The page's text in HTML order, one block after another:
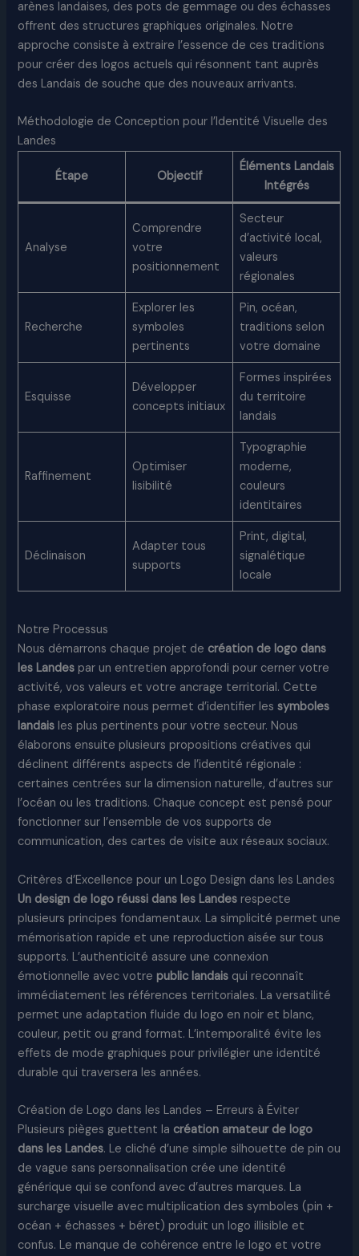
arènes landaises, des pots de gemmage ou des échasses
offrent des structures graphiques originales. Notre
approche consiste à extraire l’essence de ces traditions
pour créer des logos actuels qui résonnent tant auprès
des Landais de souche que des nouveaux arrivants.​
Méthodologie de Conception pour l’Identité Visuelle des
Landes
Étape Objectif
Éléments Landais
Intégrés
Analyse
Comprendre
votre
positionnement
Secteur
d’activité local,
valeurs
régionales
Recherche
Explorer les
symboles
pertinents
Pin, océan,
traditions selon
votre domaine
Esquisse
Développer
concepts initiaux
Formes inspirées
du territoire
landais
Raffinement
Optimiser
lisibilité
Typographie
moderne,
couleurs
identitaires
Déclinaison
Adapter tous
supports
Print, digital,
signalétique
locale
Notre Processus
Nous démarrons chaque projet de création de logo dans
les Landes par un entretien approfondi pour cerner votre
activité, vos valeurs et votre ancrage territorial. Cette
phase exploratoire nous permet d’identifier lessymboles
landais les plus pertinents pour votre secteur. Nous
élaborons ensuite plusieurs propositions créatives qui
déclinent différents aspects de l’identité régionale :
certaines centrées sur la dimension naturelle, d’autres sur
l’océan ou les traditions. Chaque concept est pensé pour
fonctionner sur l’ensemble de vos supports de
communication, des cartes de visite aux réseaux sociaux.​
Critères d’Excellence pour un Logo Design dans les Landes
Un design de logo réussi dans les Landes respecte
plusieurs principes fondamentaux. La simplicité permet une
mémorisation rapide et une reproduction aisée sur tous
supports. L’authenticité assure une connexion
émotionnelle avec votrepublic landais qui reconnaît
immédiatement les références territoriales. La versatilité
permet une adaptation fluide du logo en noir et blanc,
couleur, petit ou grand format. L’intemporalité évite les
effets de mode graphiques pour privilégier une identité
durable qui traversera les années.​
Création de Logo dans les Landes – Erreurs à Éviter
Plusieurs pièges guettent la création amateur de logo
dans les Landes. Le cliché d’une simple silhouette de pin ou
de vague sans personnalisation crée une identité
générique qui se confond avec d’autres marques. La
surcharge visuelle avec multiplication des symboles (pin +
océan + échasses + béret) produit un logo illisible et
confus. Le manque de cohérence entre le logo et votre